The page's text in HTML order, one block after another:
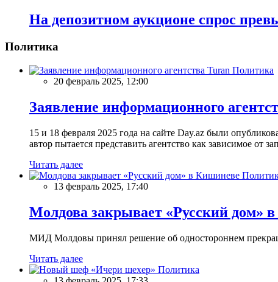
На депозитном аукционе спрос
Политика
Политика
20 февраль 2025, 12:00
Заявление информационного
15 и 18 февраля 2025 года на сайте Day.az были
автор пытается представить агентство как зависимое
Читать далее
13 февраль 2025, 17:40
Молдова закрывает «Русский дом»
МИД Молдовы принял решение об одностороннем
Читать далее
Политика